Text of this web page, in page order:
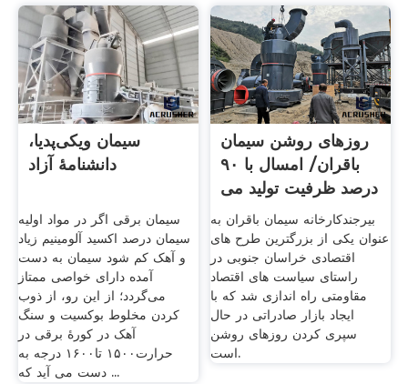
سیمان ویکی‌پدیا،
دانشنامهٔ آزاد
سیمان برقی اگر در مواد اولیه
سیمان درصد اکسید آلومینیم زیاد
و آهک کم شود سیمان به دست
آمده دارای خواصی ممتاز
می‌گردد؛ از این رو، از ذوب
کردن مخلوط بوکسیت و سنگ
آهک در کورهٔ برقی در
حرارت۱۵۰۰ تا۱۶۰۰ درجه به
دست می آید که ...
روزهای روشن سیمان
باقران/ امسال با ۹۰
درصد ظرفیت تولید می
بیرجندکارخانه سیمان باقران به
عنوان یکی از بزرگترین طرح های
اقتصادی خراسان جنوبی در
راستای سیاست های اقتصاد
مقاومتی راه اندازی شد که با
ایجاد بازار صادراتی در حال
سپری کردن روزهای روشن
است.